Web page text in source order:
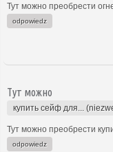
Тут можно преобрести
odpowiedz
Тут можно
купить сейф для...
Тут можно преобрести
odpowiedz